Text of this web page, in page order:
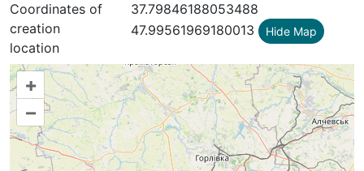
Coordinates of
creation
location
37.79846188053488
47.99561969180013 Hide Map
+
–